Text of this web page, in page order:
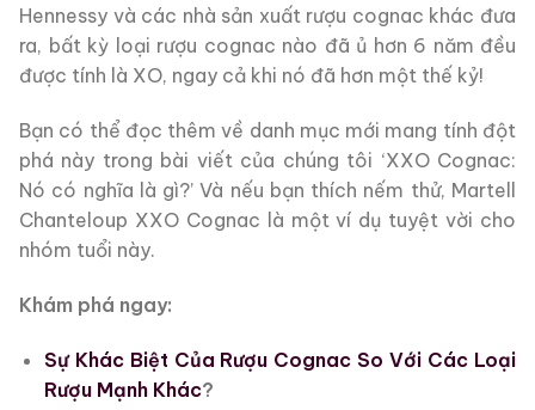
Hennessy và các nhà sản xuất rượu cognac khác đưa
ra, bất kỳ loại rượu cognac nào đã ủ hơn 6 năm đều
được tính là XO, ngay cả khi nó đã hơn một thế kỷ!
Bạn có thể đọc thêm về danh mục mới mang tính đột
phá này trong bài viết của chúng tôi ‘XXO Cognac:
Nó có nghĩa là gì?’ Và nếu bạn thích nếm thử, Martell
Chanteloup XXO Cognac là một ví dụ tuyệt vời cho
nhóm tuổi này.
Khám phá ngay:
Sự Khác Biệt Của Rượu Cognac So Với Các Loại
Rượu Mạnh Khác?